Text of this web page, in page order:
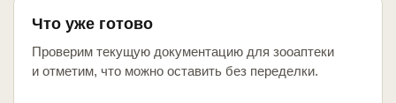
Что уже готово
Проверим текущую документацию для зооаптеки
и отметим, что можно оставить без переделки.